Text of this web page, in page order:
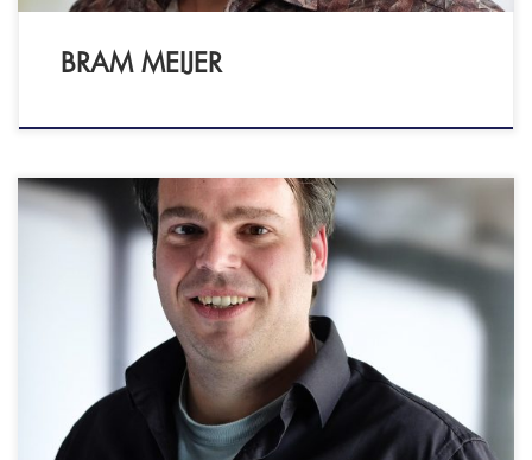
BRAM MEIJER
Open en Eerlijk Coaching Lokatie: Coaching in
regio Zuid-Holland Tevens incompany coaching
of op externe locaties Vestigingslocatie is
Alphen a/d Rijn Certificering: ICF - PCC niveau
CHAP Happiness Institute - CHAP practitioner
Wie ik ben: Man, vader, echtgenoot, muzikaal,
positief, enthousiast… er zijn zoveel woorden
waarmee ik mezelf kan omschrijven. Bovenal
ben ik […]